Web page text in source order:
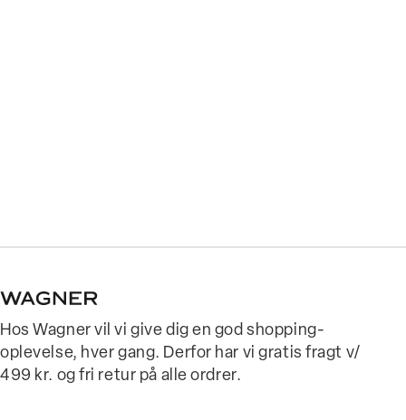
Hos Wagner vil vi give dig en god shopping-
oplevelse, hver gang. Derfor har vi gratis fragt v/
499 kr. og fri retur på alle ordrer.